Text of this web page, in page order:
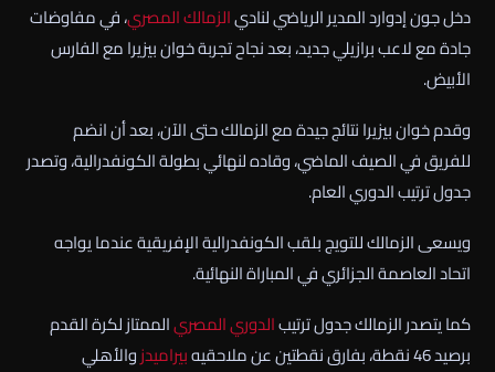
دخل جون إدوارد المدير الرياضي لناديالزمالكالمصري، في مفاوضات
جادة مع لاعب برازيلي جديد، بعد نجاح تجربة خوان بيزيرا مع الفارس
الأبيض.
وقدم خوان بيزيرا نتائج جيدة مع الزمالك حتى الآن، بعد أن انضم
للفريق في الصيف الماضي، وقاده لنهائي بطولة الكونفدرالية، وتصدر
جدول ترتيب الدوري العام.
ويسعى الزمالك للتويج بلقب الكونفدرالية الإفريقية عندما يواجه
اتحاد العاصمة الجزائري في المباراة النهائية.
كما يتصدر الزمالك جدول ترتيبالدوري المصريالممتاز لكرة القدم
برصيد 46 نقطة، بفارق نقطتين عن ملاحقيه
بيراميدزوالأهلي